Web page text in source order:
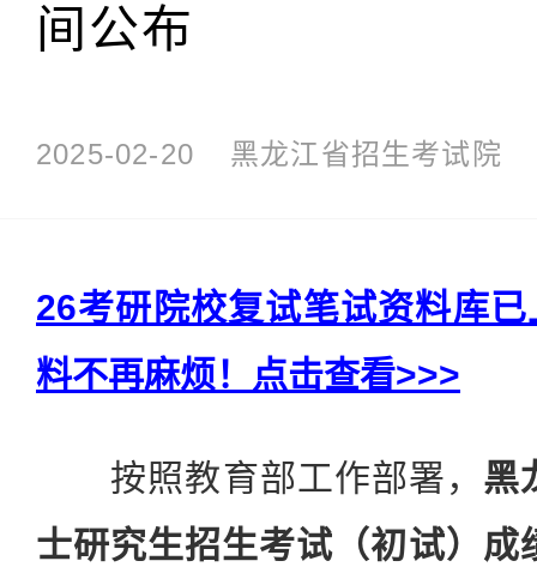
间公布
2025-02-20 黑龙江省招生考试院
26考研院校复试笔试资料库
料不再麻烦！点击查看>>>
按照教育部工作部署， 黑
士研究生招生考试（初试）成